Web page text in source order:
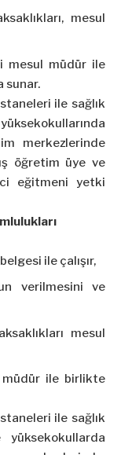
mesul
mesul müdür ile
sunar.
ile sağlık
merkezlerinde
öğretim üye ve
eğitmeni yetki
ile çalışır,
verilmesini ve
mesul
müdür ile birlikte
ile sağlık